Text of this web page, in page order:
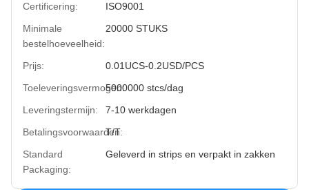
Certificering:
ISO9001
Minimale
bestelhoeveelheid:
20000 STUKS
Prijs:
0.01UCS-0.2USD/PCS
Toeleveringsvermogen:5000000 stcs/dag
Leveringstermijn:
7-10 werkdagen
Betalingsvoorwaarden:
T/T
Standard
Packaging:
Geleverd in strips en verpakt in zakken